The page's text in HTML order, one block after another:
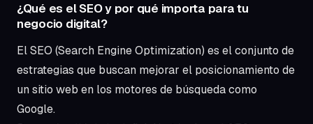
¿Qué es el SEO y por qué importa para tu
negocio digital?
El SEO (Search Engine Optimization) es el conjunto de
estrategias que buscan mejorar el posicionamiento de
un sitio web en los motores de búsqueda como
Google.